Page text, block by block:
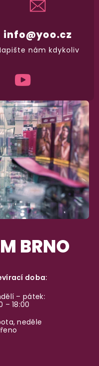
info@yoo.cz
nám kdykoliv
BRNO
doba:
– pátek:
– 18:00
neděle